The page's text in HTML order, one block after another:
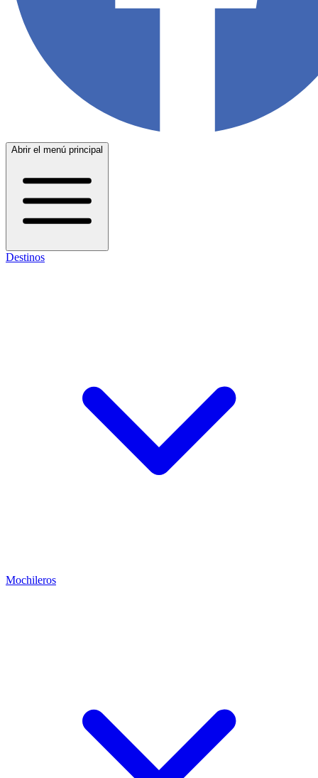
Abrir el menú principal
Destinos
Mochileros